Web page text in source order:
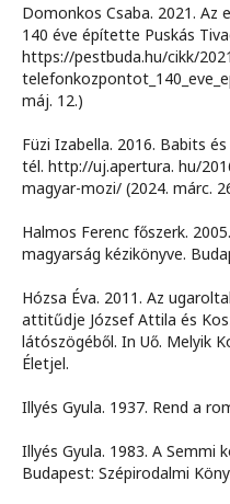
Domonkos Csaba. 2021.
140 éve építette Puskás
https://pestbuda.hu/cikk/
máj. 12.)
Füzi Izabella. 2016. Babits
tél. http://uj.apertura. hu/
magyar-mozi/ (2024. márc.
Halmos Ferenc főszerk.
magyarság kézikönyve.
Hózsa Éva. 2011. Az
attitűdje József Attila és
látószögéből. In Uő. Melyik
Életjel.
Illyés Gyula. 1937. Rend a
Illyés Gyula. 1983. A Semmi
Budapest: Szépirodalmi